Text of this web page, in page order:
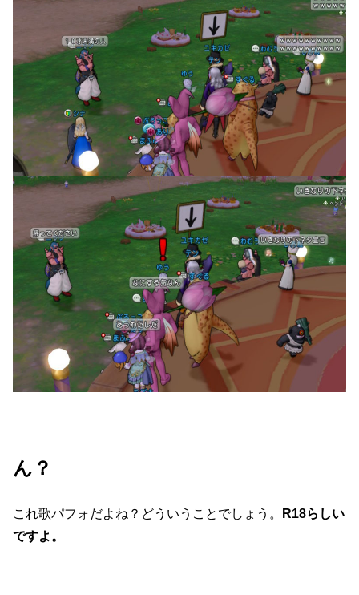
ん？
これ歌パフォだよね？どういうことでしょう。
R18らしい
ですよ。